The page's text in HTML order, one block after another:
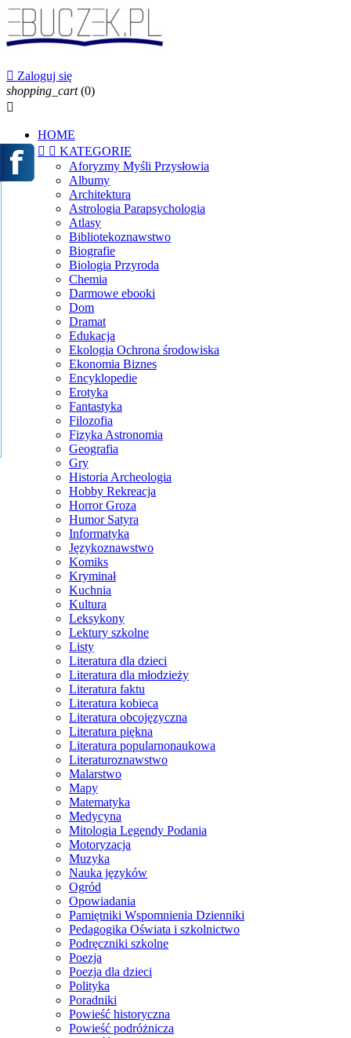
 Zaloguj się
shopping_cart (0)

HOME
  KATEGORIE
Aforyzmy Myśli Przysłowia
Albumy
Architektura
Astrologia Parapsychologia
Atlasy
Bibliotekoznawstwo
Biografie
Biologia Przyroda
Chemia
Darmowe ebooki
Dom
Dramat
Edukacja
Ekologia Ochrona środowiska
Ekonomia Biznes
Encyklopedie
Erotyka
Fantastyka
Filozofia
Fizyka Astronomia
Geografia
Gry
Historia Archeologia
Hobby Rekreacja
Horror Groza
Humor Satyra
Informatyka
Językoznawstwo
Komiks
Kryminał
Kuchnia
Kultura
Leksykony
Lektury szkolne
Listy
Literatura dla dzieci
Literatura dla młodzieży
Literatura faktu
Literatura kobieca
Literatura obcojęzyczna
Literatura piękna
Literatura popularnonaukowa
Literaturoznawstwo
Malarstwo
Mapy
Matematyka
Medycyna
Mitologia Legendy Podania
Motoryzacja
Muzyka
Nauka języków
Ogród
Opowiadania
Pamiętniki Wspomnienia Dzienniki
Pedagogika Oświata i szkolnictwo
Podręczniki szkolne
Poezja
Poezja dla dzieci
Polityka
Poradniki
Powieść historyczna
Powieść podróżnicza